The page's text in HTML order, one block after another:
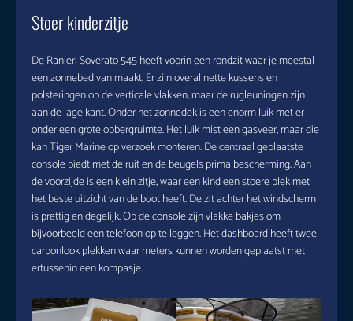
Stoer kinderzitje
De Ranieri Soverato 545 heeft voorin een rondzit waar je meestal
een zonnebed van maakt. Er zijn overal nette kussens en
polsteringen op de verticale vlakken, maar de rugleuningen zijn
aan de lage kant. Onder het zonnedek is een enorm luik met er
onder een grote opbergruimte. Het luik mist een gasveer, maar die
kan Tiger Marine op verzoek monteren. De centraal geplaatste
console biedt met de ruit en de beugels prima bescherming. Aan
de voorzijde is een klein zitje, waar een kind een stoere plek met
het beste uitzicht van de boot heeft. De zit achter het windscherm
is prettig en degelijk. Op de console zijn vlakke bakjes om
bijvoorbeeld een telefoon op te leggen. Het dashboard heeft twee
carbonlook plekken waar meters kunnen worden geplaatst met
ertussenin een kompasje.